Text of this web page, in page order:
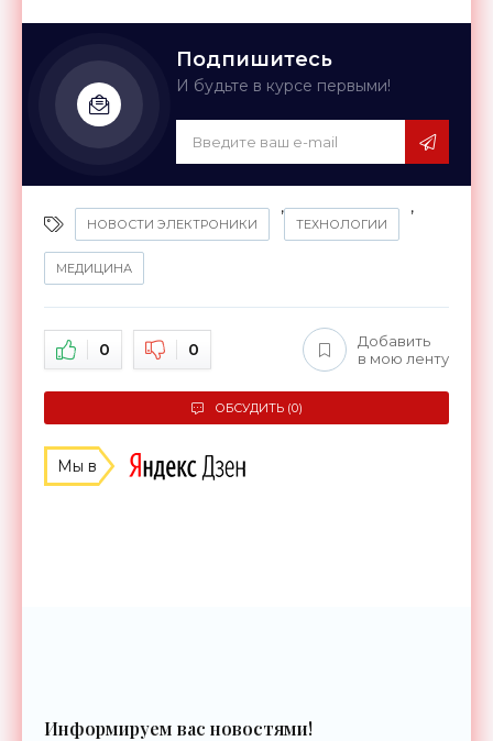
Подпишитесь
И будьте в курсе первыми!
НОВОСТИ ЭЛЕКТРОНИКИ
,
ТЕХНОЛОГИИ
,
МЕДИЦИНА
0 0
Добавить
в мою ленту
ОБСУДИТЬ (0)
Мы в
Информируем вас новостями!